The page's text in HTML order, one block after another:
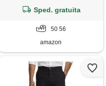
Sped. gratuita
50 56
amazon